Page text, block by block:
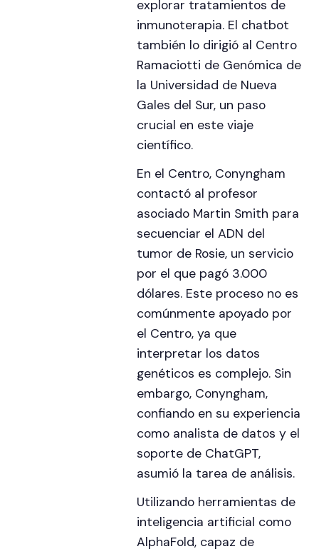
explorar tratamientos de
inmunoterapia. El chatbot
también lo dirigió al Centro
Ramaciotti de Genómica de
la Universidad de Nueva
Gales del Sur, un paso
crucial en este viaje
científico.
En el Centro, Conyngham
contactó al profesor
asociado Martin Smith para
secuenciar el ADN del
tumor de Rosie, un servicio
por el que pagó 3.000
dólares. Este proceso no es
comúnmente apoyado por
el Centro, ya que
interpretar los datos
genéticos es complejo. Sin
embargo, Conyngham,
confiando en su experiencia
como analista de datos y el
soporte de ChatGPT,
asumió la tarea de análisis.
Utilizando herramientas de
inteligencia artificial como
AlphaFold, capaz de